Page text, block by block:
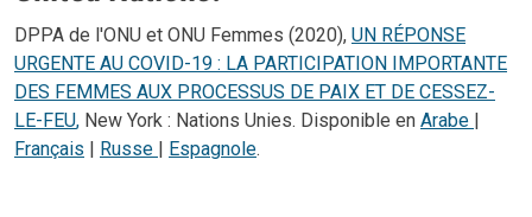
DPPA de l'ONU et ONU Femmes (2020), UN RÉPONSE
URGENTE AU COVID-19 : LA PARTICIPATION IMPORTANTE
DES FEMMES AUX PROCESSUS DE PAIX ET DE CESSEZ-
LE-FEU, New York : Nations Unies. Disponible en Arabe |
Français | Russe | Espagnole.